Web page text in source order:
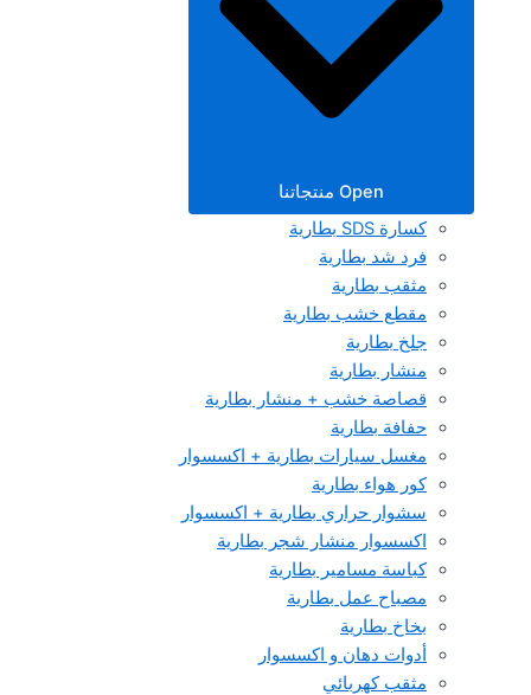
Open منتجاتنا
كسارة SDS بطارية
فرد شد بطارية
مثقب بطارية
مقطع خشب بطارية
جلخ بطارية
منشار بطارية
قصاصة خشب + منشار بطارية
حفافة بطارية
مغسل سيارات بطارية + اكسسوار
كور هواء بطارية
سشوار حراري بطارية + اكسسوار
اكسسوار منشار شجر بطارية
كباسة مسامير بطارية
مصباح عمل بطارية
بخاخ بطارية
أدوات دهان و اكسسوار
مثقب كهربائي